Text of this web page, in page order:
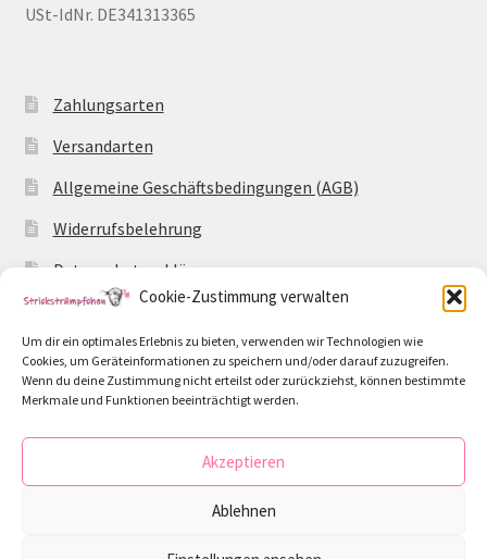
Cookie-Zustimmung verwalten
Um dir ein optimales Erlebnis zu bieten, verwenden wir Technologien wie
Cookies, um Geräteinformationen zu speichern und/oder darauf zuzugreifen.
Wenn du deine Zustimmung nicht erteilst oder zurückziehst, können bestimmte
Merkmale und Funktionen beeinträchtigt werden.
Akzeptieren
Ablehnen
USt-IdNr. DE341313365
Zahlungsarten
Versandarten
Allgemeine Geschäftsbedingungen (AGB)
Widerrufsbelehrung
Datenschutzerklärung
Impressum
Cookie-Richtlinie (EU)
© Strickstrümpfchen 2026
Erstellt mit WooCommerce